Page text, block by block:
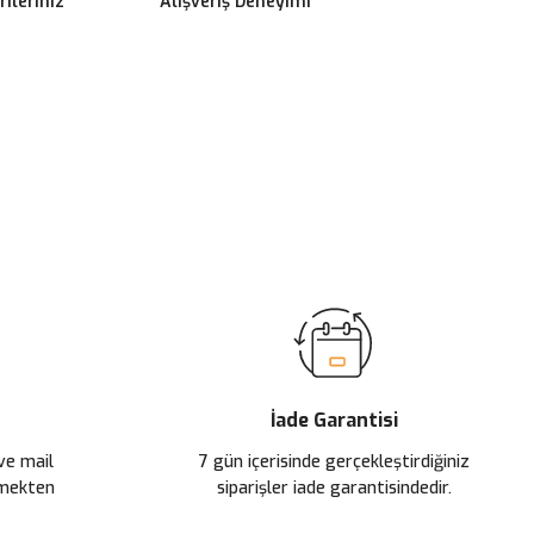
mail
İade Garantisi
7 gün içerisinde gerçekleştirdiğiniz
siparişler iade garantisindedir.